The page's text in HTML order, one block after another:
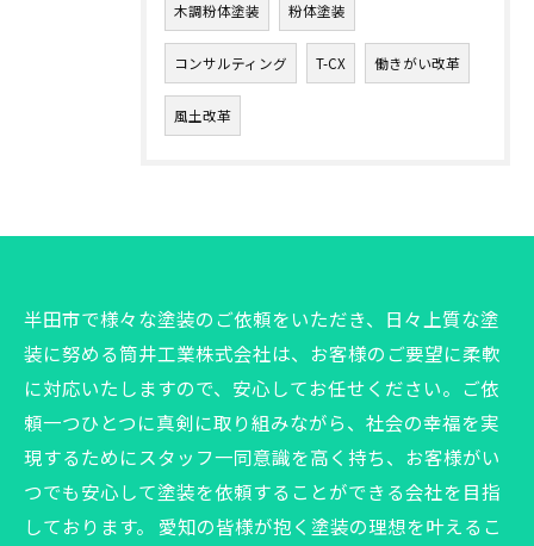
木調粉体塗装 粉体塗装
コンサルティング T-CX 働きがい改革
風土改革
半田市で様々な塗装のご依頼をいただき、日々上質な塗
装に努める筒井工業株式会社は、お客様のご要望に柔軟
に対応いたしますので、安心してお任せください。ご依
頼一つひとつに真剣に取り組みながら、社会の幸福を実
現するためにスタッフ一同意識を高く持ち、お客様がい
つでも安心して塗装を依頼することができる会社を目指
しております。 愛知の皆様が抱く塗装の理想を叶えるこ